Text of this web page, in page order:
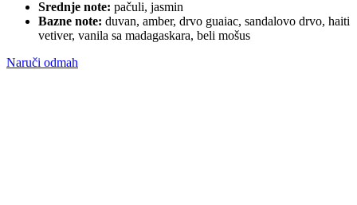
Srednje note: pačuli, jasmin
Bazne note: duvan, amber, drvo guaiac, sandalovo drvo, haiti
vetiver, vanila sa madagaskara, beli mošus
Naruči odmah